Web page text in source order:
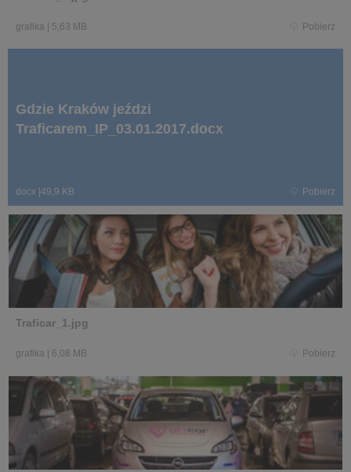
grafika 5,63 MB Pobierz
Gdzie Kraków jeździ
Traficarem_IP_03.01.2017.docx
docx 49,9 KB Pobierz
Traficar_1.jpg
grafika 6,08 MB Pobierz